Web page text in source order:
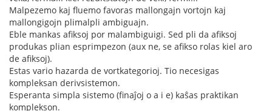
Malpezemo kaj fluemo favoras mallongajn vortojn kaj
mallongigojn plimalpli ambiguajn.
Eble mankas afiksoj por malambiguigi. Sed pli da afiksoj
produkas plian esprimpezon (aux ne, se afikso rolas kiel aro
de afiksoj).
Estas vario hazarda de vortkategorioj. Tio necesigas
kompleksan derivsistemon.
Esperanta simpla sistemo (finaĵoj o a i e) kaŝas praktikan
komplekson.